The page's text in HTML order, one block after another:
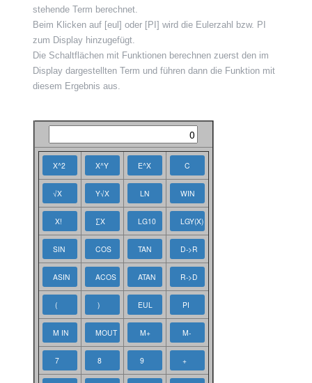
stehende Term berechnet.
Beim Klicken auf [eul] oder [PI] wird die Eulerzahl bzw. PI
zum Display hinzugefügt.
Die Schaltflächen mit Funktionen berechnen zuerst den im
Display dargestellten Term und führen dann die Funktion mit
diesem Ergebnis aus.